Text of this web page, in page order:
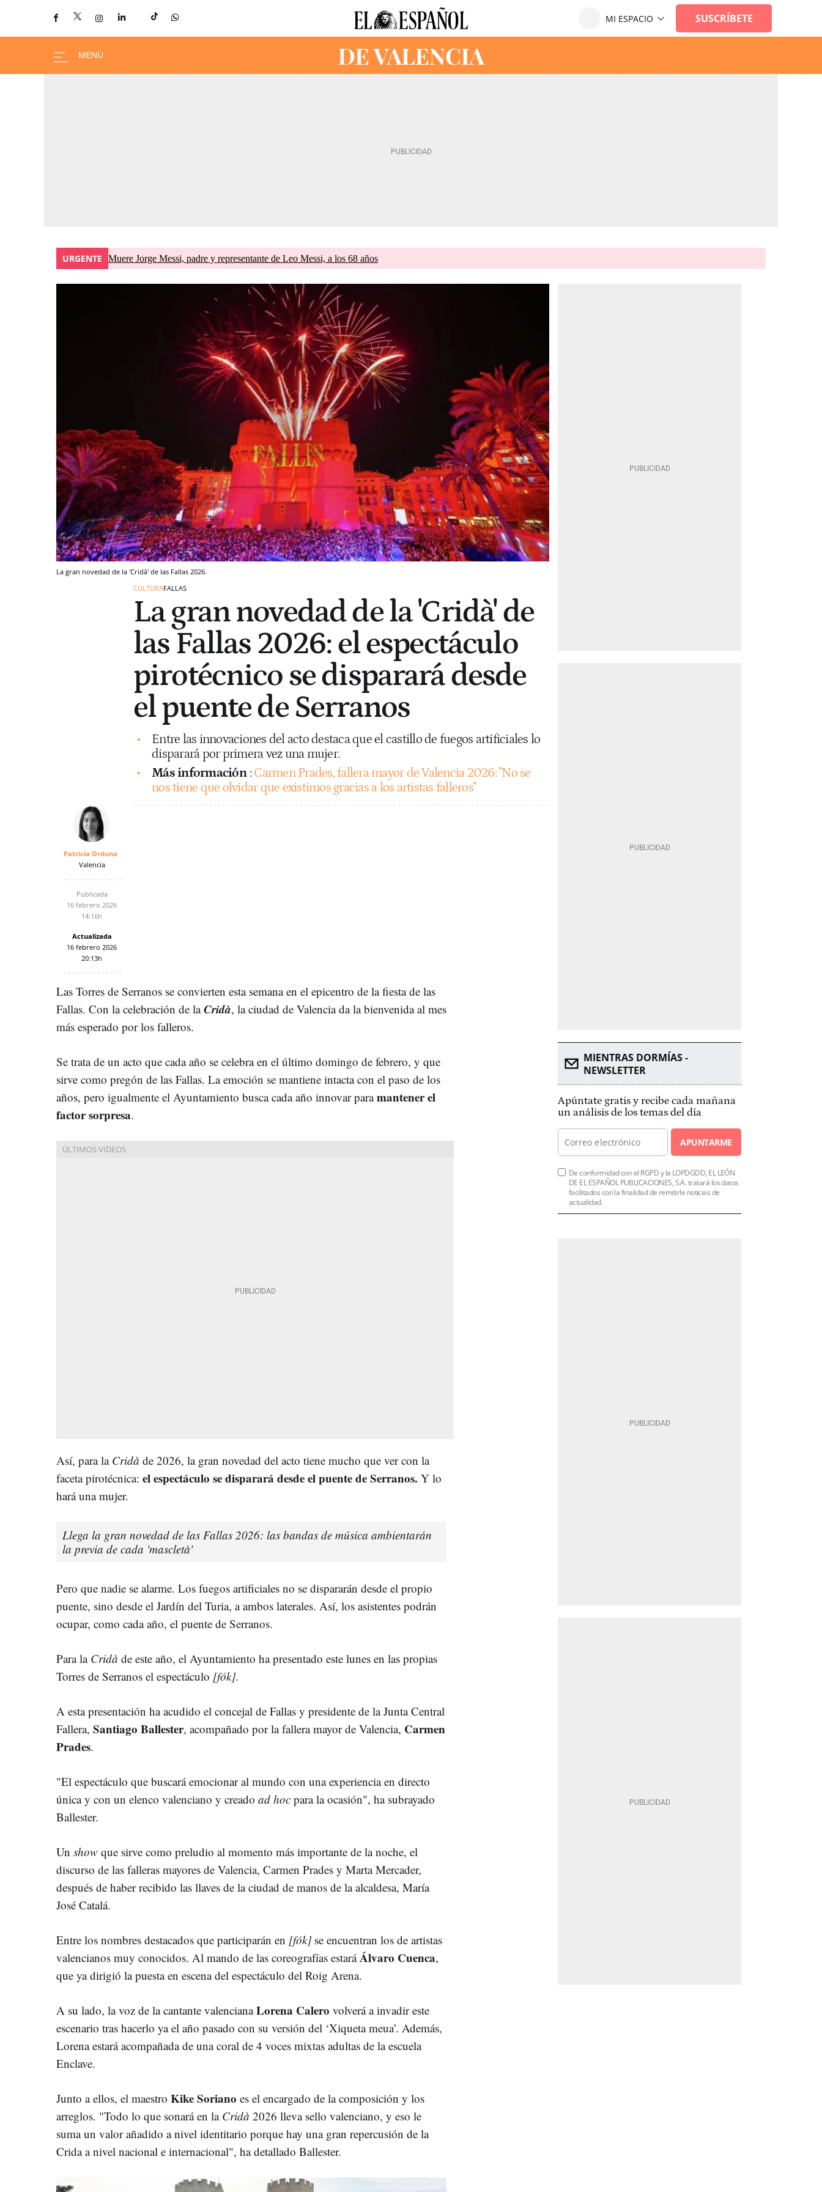
URGENTE Muere Jorge Messi, padre y representante de Leo Messi, a los 68 años
La gran novedad de la 'Cridà' de las Fallas 2026.
CULTURAFALLAS
La gran novedad de la 'Cridà' de
las Fallas 2026: el espectáculo
pirotécnico se disparará desde
el puente de Serranos
Entre las innovaciones del acto destaca que el castillo de fuegos artificiales lo
disparará por primera vez una mujer.
Más información : Carmen Prades, fallera mayor de Valencia 2026: "No se
nos tiene que olvidar que existimos gracias a los artistas falleros"
Patricia Orduna
Valencia
Publicada
16 febrero 2026
14:16h
Actualizada
16 febrero 2026
20:13h
Las Torres de Serranos se convierten esta semana en el epicentro de la fiesta de las
Fallas. Con la celebración de laCridà, la ciudad de Valencia da la bienvenida al mes
más esperado por los falleros.
Se trata de un acto que cada año se celebra en el último domingo de febrero, y que
sirve como pregón de las Fallas. La emoción se mantiene intacta con el paso de los
años, pero igualmente el Ayuntamiento busca cada año innovar paramantener el
factor sorpresa.
Así, para la Cridà de 2026, la gran novedad del acto tiene mucho que ver con la
faceta pirotécnica: el espectáculo se disparará desde el puente de Serranos. Y lo
hará una mujer.
Llega la gran novedad de las Fallas 2026: las bandas de música ambientarán
la previa de cada 'mascletà'
Pero que nadie se alarme. Los fuegos artificiales no se dispararán desde el propio
puente, sino desde el Jardín del Turia, a ambos laterales. Así, los asistentes podrán
ocupar, como cada año, el puente de Serranos.
Para la Cridà de este año, el Ayuntamiento ha presentado este lunes en las propias
Torres de Serranos el espectáculo [fók].
A esta presentación ha acudido el concejal de Fallas y presidente de la Junta Central
Fallera, Santiago Ballester, acompañado por la fallera mayor de Valencia, Carmen
Prades.
"El espectáculo que buscará emocionar al mundo con una experiencia en directo
única y con un elenco valenciano y creado ad hoc para la ocasión", ha subrayado
Ballester.
Un show que sirve como preludio al momento más importante de la noche, el
discurso de las falleras mayores de Valencia, Carmen Prades y Marta Mercader,
después de haber recibido las llaves de la ciudad de manos de la alcaldesa, María
José Catalá.
Entre los nombres destacados que participarán en [fók]se encuentran los de artistas
valencianos muy conocidos. Al mando de las coreografías estaráÁlvaro Cuenca,
que ya dirigió la puesta en escena del espectáculo del Roig Arena.
A su lado, la voz de la cantante valencianaLorena Calero volverá a invadir este
escenario tras hacerlo ya el año pasado con su versión del ‘Xiqueta meua’. Además,
Lorena estará acompañada de una coral de 4 voces mixtas adultas de la escuela
Enclave.
Junto a ellos, el maestro Kike Soriano es el encargado de la composición y los
arreglos. "Todo lo que sonará en la Cridà 2026 lleva sello valenciano, y eso le
suma un valor añadido a nivel identitario porque hay una gran repercusión de la
Crida a nivel nacional e internacional", ha detallado Ballester.
MIENTRAS DORMÍAS -
NEWSLETTER
Apúntate gratis y recibe cada mañana
un análisis de los temas del día
APUNTARME
De conformidad con el RGPD y la LOPDGDD, EL LEÓN
DE EL ESPAÑOL PUBLICACIONES, S.A. tratará los datos
facilitados con la finalidad de remitirle noticias de
actualidad.